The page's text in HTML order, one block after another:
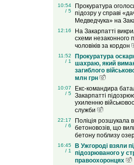
10:54
/ 5
Прокуратура
підозру у справі
Медведчука» на
12:16
На Закарпатті
схеми незаконного
чоловіків за кордон
11:52
/ 1
Прокуратура
шахраю, який
загиблого
млн грн
10:07
/ 5
Екс-командира
Закарпатті
ухиленню
служби
22:17
/ 6
Поліція розшукала
бетоновозів, що
бетону поблизу
16:45
/ 1
В Ужгороді взяли
підозрюваного у
правоохоронцях